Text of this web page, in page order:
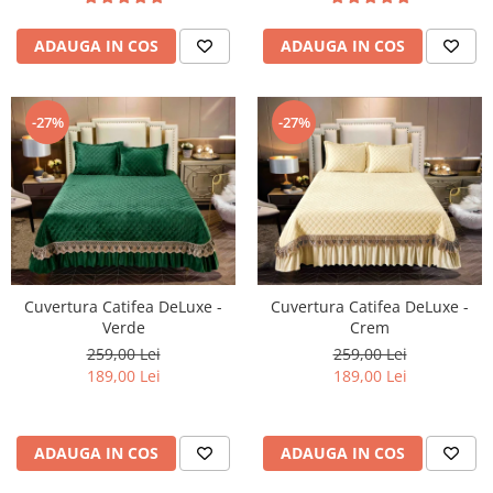
ADAUGA IN COS ADAUGA IN COS
-27%
Cuvertura Catifea DeLuxe -
Verde
259,00 Lei
189,00 Lei
ADAUGA IN COS
-27%
Cuvertura Catifea DeLuxe -
Crem
259,00 Lei
189,00 Lei
ADAUGA IN COS